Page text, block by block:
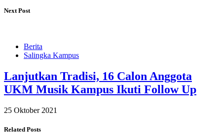
Next Post
Berita
Salingka Kampus
Lanjutkan Tradisi, 16 Calon Anggota
UKM Musik Kampus Ikuti Follow Up
25 Oktober 2021
Related Posts